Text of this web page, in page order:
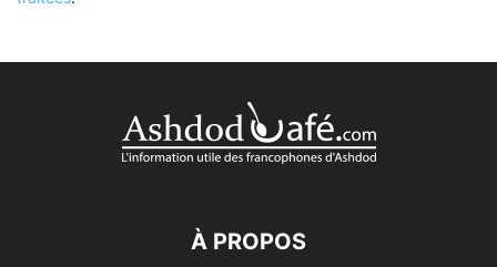
À PROPOS